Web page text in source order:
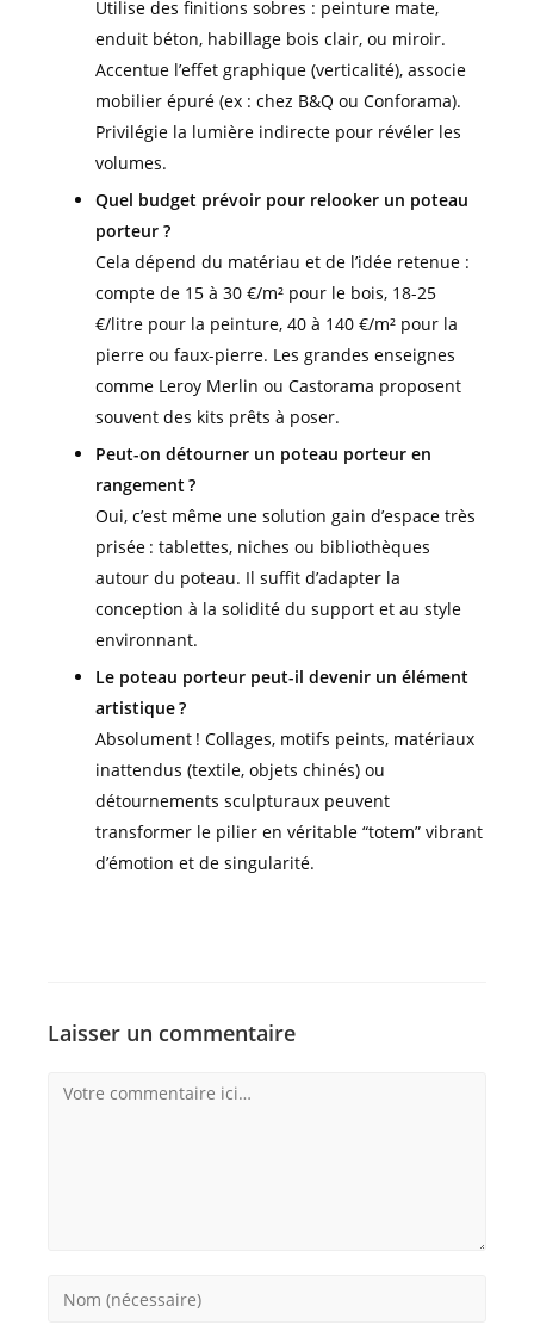
Utilise des finitions sobres : peinture mate,
enduit béton, habillage bois clair, ou miroir.
Accentue l’effet graphique (verticalité), associe
mobilier épuré (ex : chez B&Q ou Conforama).
Privilégie la lumière indirecte pour révéler les
volumes.
Quel budget prévoir pour relooker un poteau
porteur ?
Cela dépend du matériau et de l’idée retenue :
compte de 15 à 30 €/m² pour le bois, 18-25
€/litre pour la peinture, 40 à 140 €/m² pour la
pierre ou faux-pierre. Les grandes enseignes
comme Leroy Merlin ou Castorama proposent
souvent des kits prêts à poser.
Peut-on détourner un poteau porteur en
rangement ?
Oui, c’est même une solution gain d’espace très
prisée : tablettes, niches ou bibliothèques
autour du poteau. Il suffit d’adapter la
conception à la solidité du support et au style
environnant.
Le poteau porteur peut-il devenir un élément
artistique ?
Absolument ! Collages, motifs peints, matériaux
inattendus (textile, objets chinés) ou
détournements sculpturaux peuvent
transformer le pilier en véritable “totem” vibrant
d’émotion et de singularité.
Laisser un commentaire